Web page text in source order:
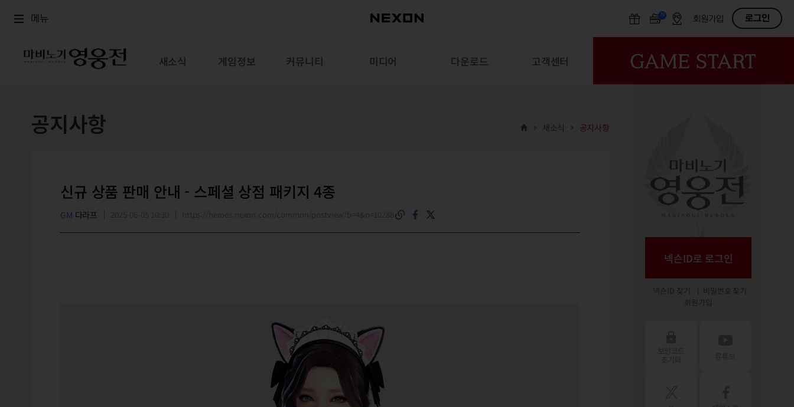
메뉴 N OFF회원가입 로그인
새소식 게임정보 커뮤니티 미디어 다운로드 고객센터
공지사항 새소식 공지사항
신규 상품 판매 안내 - 스페셜 상점 패키지 4종
GM 다라프
넥슨ID로 로그인
넥슨ID 찾기
비밀번호 찾기
회원가입